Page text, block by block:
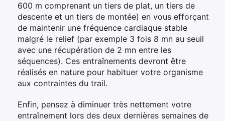
600 m comprenant un tiers de plat, un tiers de
descente et un tiers de montée) en vous efforçant
de maintenir une fréquence cardiaque stable
malgré le relief (par exemple 3 fois 8 mn au seuil
avec une récupération de 2 mn entre les
séquences). Ces entraînements devront être
réalisés en nature pour habituer votre organisme
aux contraintes du trail.
Enfin, pensez à diminuer très nettement votre
entraînement lors des deux dernières semaines de